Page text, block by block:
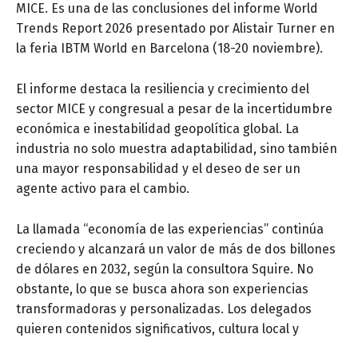
MICE. Es una de las conclusiones del informe World
Trends Report 2026 presentado por Alistair Turner en
la feria IBTM World en Barcelona (18-20 noviembre).
El informe destaca la resiliencia y crecimiento del
sector MICE y congresual a pesar de la incertidumbre
económica e inestabilidad geopolítica global. La
industria no solo muestra adaptabilidad, sino también
una mayor responsabilidad y el deseo de ser un
agente activo para el cambio.
La llamada “economía de las experiencias” continúa
creciendo y alcanzará un valor de más de dos billones
de dólares en 2032, según la consultora Squire. No
obstante, lo que se busca ahora son experiencias
transformadoras y personalizadas. Los delegados
quieren contenidos significativos, cultura local y